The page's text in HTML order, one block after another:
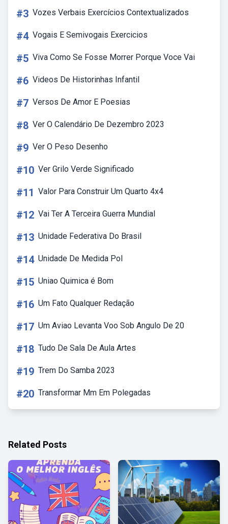
#3 Vozes Verbais Exercícios Contextualizados
#4 Vogais E Semivogais Exercicios
#5 Viva Como Se Fosse Morrer Porque Voce Vai
#6 Videos De Historinhas Infantil
#7 Versos De Amor E Poesias
#8 Ver O Calendário De Dezembro 2023
#9 Ver O Peso Desenho
#10 Ver Grilo Verde Significado
#11 Valor Para Construir Um Quarto 4x4
#12 Vai Ter A Terceira Guerra Mundial
#13 Unidade Federativa Do Brasil
#14 Unidade De Medida Pol
#15 Uniao Quimica é Bom
#16 Um Fato Qualquer Redação
#17 Um Aviao Levanta Voo Sob Angulo De 20
#18 Tudo De Sala De Aula Artes
#19 Trem Do Samba 2023
#20 Transformar Mm Em Polegadas
Related Posts